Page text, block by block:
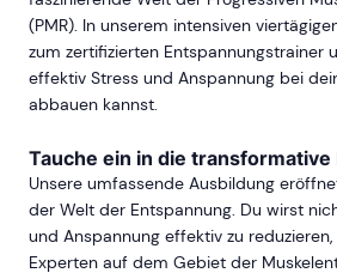
(PMR). In unserem intensiven
zum zertifizierten Entspannungstrainer
effektiv Stress und Anspannung bei
abbauen kannst.
Tauche ein in die transformative
Unsere umfassende Ausbildung
der Welt der Entspannung. Du wirst
und Anspannung effektiv zu
Experten auf dem Gebiet der